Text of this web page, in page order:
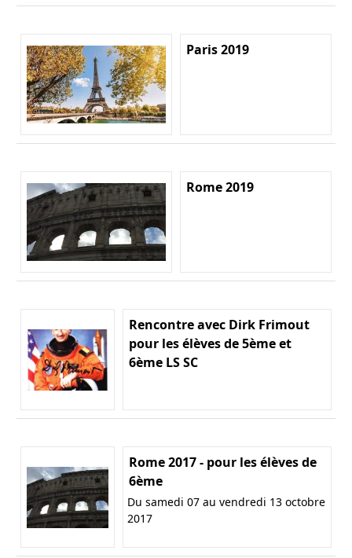
Paris 2019
Rome 2019
Rencontre avec Dirk Frimout
pour les élèves de 5ème et
6ème LS SC
Rome 2017 - pour les élèves de
6ème
Du samedi 07 au vendredi 13 octobre
2017